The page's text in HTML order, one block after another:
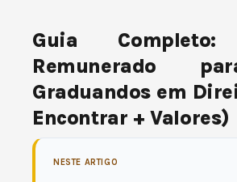
Guia Completo:
Remunerado
Graduandos em
Encontrar + Valores)
NESTE ARTIGO